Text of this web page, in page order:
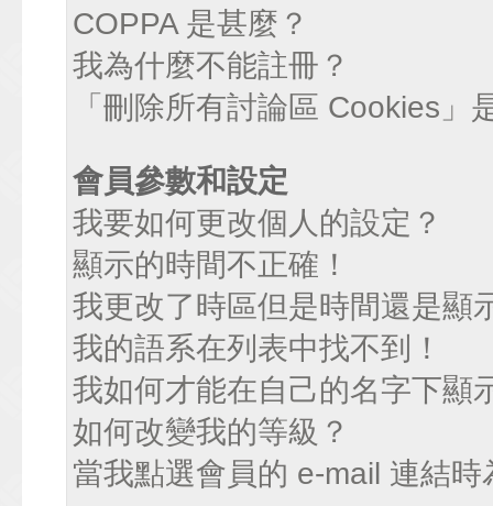
COPPA 是甚麼？
我為什麼不能註冊？
「刪除所有討論區 Cookies」
會員參數和設定
我要如何更改個人的設定？
顯示的時間不正確！
我更改了時區但是時間還是顯
我的語系在列表中找不到！
我如何才能在自己的名字下顯
如何改變我的等級？
當我點選會員的 e-mail 連結